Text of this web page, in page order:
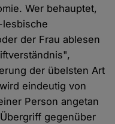
Wer behauptet,
der Frau ablesen
der übelsten Art
eindeutig von
Person angetan
gegenüber